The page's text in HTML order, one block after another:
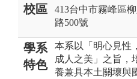
校區
413台中市霧峰區
路500號
學系
特色
本系以「明心見性，
成人之美」之旨，
養兼具本土關壞與